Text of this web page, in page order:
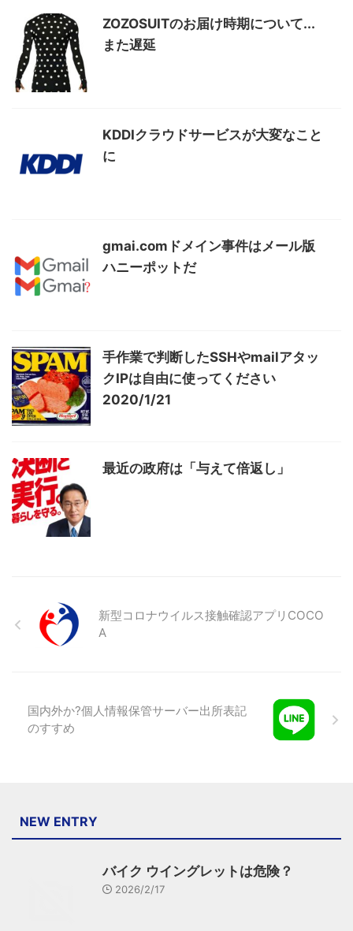
ZOZOSUITのお届け時期について...
また遅延
KDDIクラウドサービスが大変なこと
に
gmai.comドメイン事件はメール版
ハニーポットだ
手作業で判断したSSHやmailアタッ
クIPは自由に使ってください
2020/1/21
最近の政府は「与えて倍返し」
新型コロナウイルス接触確認アプリCOCO
A
国内外か?個人情報保管サーバー出所表記
のすすめ
NEW ENTRY
バイク ウイングレットは危険？
2026/2/17